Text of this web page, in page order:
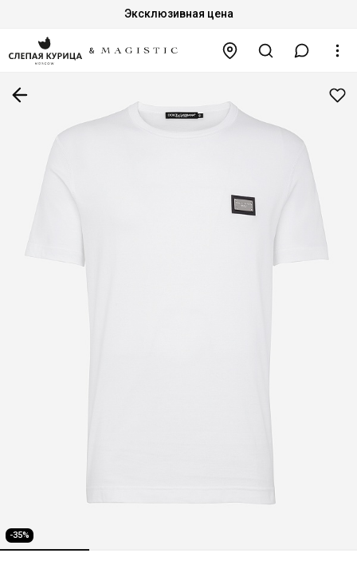
Эксклюзивная цена
-35%